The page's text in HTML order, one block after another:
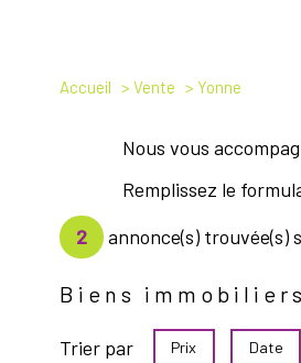
Accueil Vente Yonne
Nous vous
Remplissez le
2
annonce(s) trouvée(s)
Biens
Trier par Prix Date